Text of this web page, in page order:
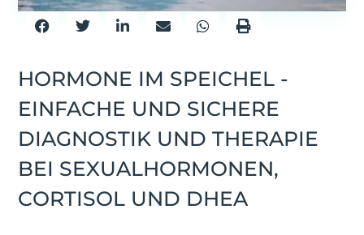
HORMONE IM SPEICHEL -
EINFACHE UND SICHERE
DIAGNOSTIK UND THERAPIE
BEI SEXUALHORMONEN,
CORTISOL UND DHEA